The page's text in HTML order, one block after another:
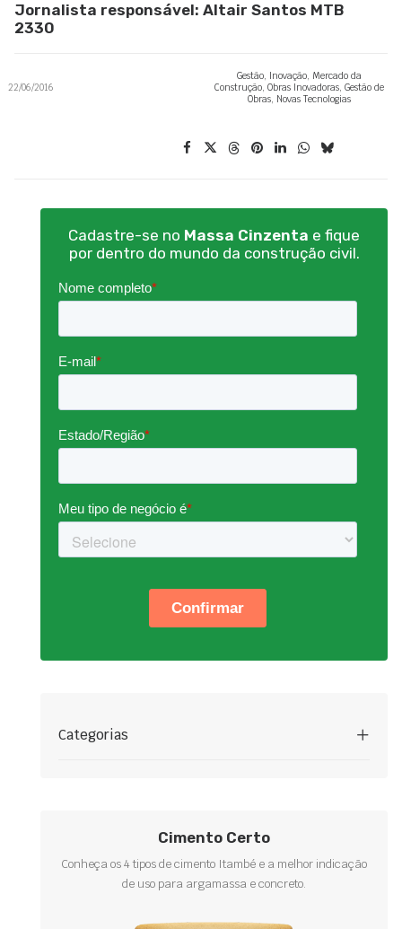
Jornalista responsável: Altair Santos MTB
2330
22/06/2016
Gestão, Inovação, Mercado da
Construção, Obras Inovadoras, Gestão de
Obras, Novas Tecnologias
Cadastre-se no Massa Cinzenta e fique
por dentro do mundo da construção civil.
Categorias
Cimento Certo
Conheça os 4 tipos de cimento Itambé e a melhor indicação
de uso para argamassa e concreto.